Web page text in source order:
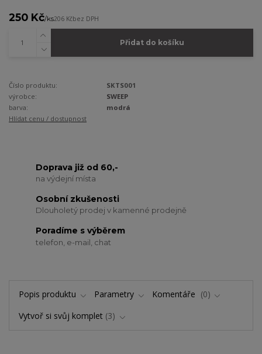
250 Kč/ks206 Kčbez DPH
Přidat do košíku
Číslo produktu:
SKTS001
výrobce:
SWEEP
barva:
modrá
Hlídat cenu / dostupnost
Doprava již od 60,-
na výdejní místa
Osobní zkušenosti
Dlouholetý prodej v kamenné prodejně
Poradíme s výběrem
telefon, e-mail, chat
Popis produktu Parametry Komentáře
0
Vytvoř si svůj komplet 3